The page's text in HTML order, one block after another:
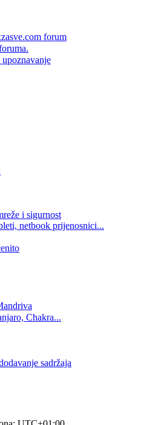
forum
i sigurnost
netbook prijenosnici...
Chakra...
sadržaja